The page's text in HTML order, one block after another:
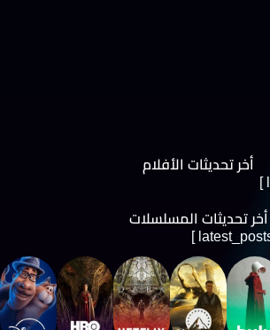
أخر تحديثات الأفلام
أخر تحديثات المسلسلات